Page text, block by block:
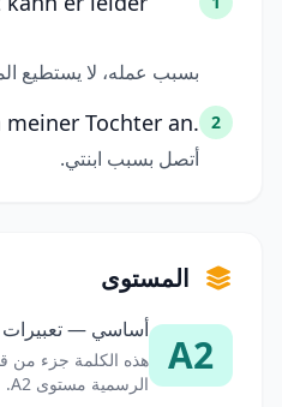
بسبب عمله، لا يستطيع
2
Tochter an.
أتصل بسبب ابنتي.
المستوى
A2
أساسي — تعبيرات
هذه الكلمة جزء من
الرسمية مستوى A2.